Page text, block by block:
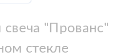
"Прованс"
стекле